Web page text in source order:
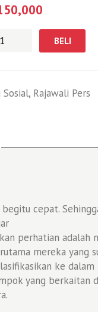
BELI
Sosial, Rajawali Pers
cepat.
perhatian
mereka
ke
yang